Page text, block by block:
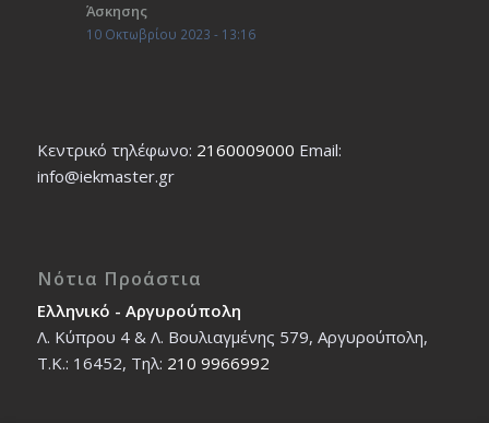
Άσκησης
10 Οκτωβρίου 2023 - 13:16
Κεντρικό τηλέφωνο: 2160009000 Εmail:
info@iekmaster.gr
Νότια Προάστια
Ελληνικό - Αργυρούπολη
Λ. Κύπρου 4 & Λ. Βουλιαγμένης 579, Αργυρούπολη,
T.K.: 16452, Τηλ: 210 9966992